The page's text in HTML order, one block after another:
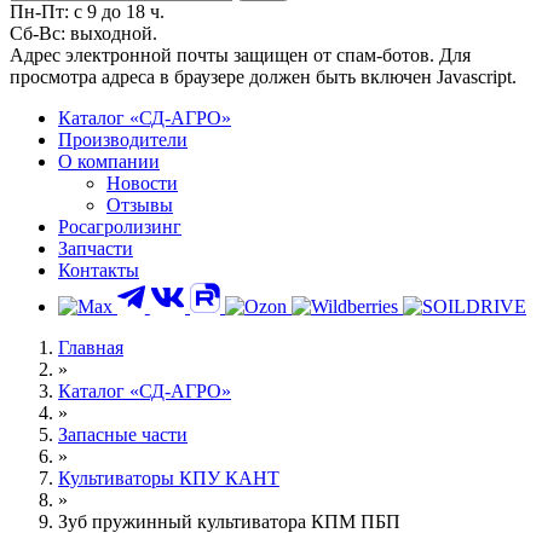
Пн-Пт: с 9 до 18 ч.
Сб-Вс: выходной.
Адрес электронной почты защищен от спам-ботов. Для
просмотра адреса в браузере должен быть включен Javascript.
Каталог «СД-АГРО»
Производители
О компании
Новости
Отзывы
Росагролизинг
Запчасти
Контакты
Главная
»
Каталог «СД-АГРО»
»
Запасные части
»
Культиваторы КПУ КАНТ
»
Зуб пружинный культиватора КПМ ПБП